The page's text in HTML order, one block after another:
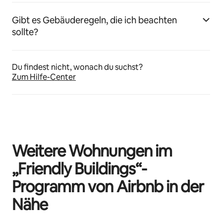
Gibt es Gebäuderegeln, die ich beachten
sollte?
Du findest nicht, wonach du suchst?
Zum Hilfe-Center
Weitere Wohnungen im
„Friendly Buildings“-
Programm von Airbnb in der
Nähe